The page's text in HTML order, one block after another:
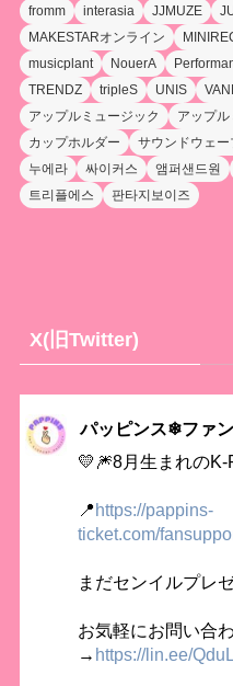
fromm
interasia JJMUZE
MAKESTARオンライン
musicplant
NouerA
TRENDZ
tripleS UNIS
アップルミュージック
アップ
カップホルダー
サウンドウェー
누에라
싸이커스 앰퍼샌드원
트리플에스
판타지보이즈
X(旧Twitter)
パッピンス❄ファ
💛🎆8月生まれの
📍https://pappins-
ticket.com/
まだセンイルプレ
お気軽にお問い合
→ https://lin.ee/